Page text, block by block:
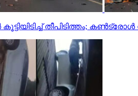
തീപിടിത്തം;